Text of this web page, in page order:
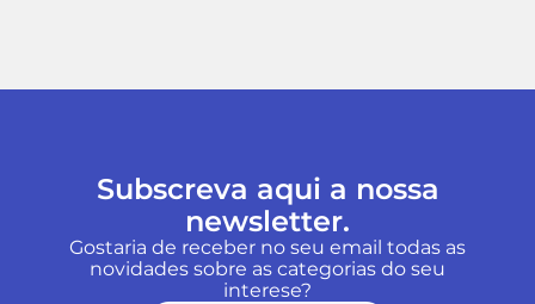
Subscreva aqui a nossa
newsletter.
Gostaria de receber no seu email todas as
novidades sobre as categorias do seu
interese?